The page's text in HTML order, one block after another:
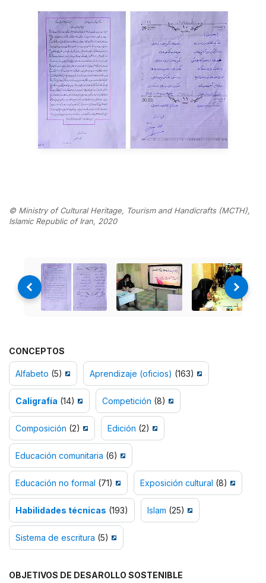
© Ministry of Cultural Heritage, Tourism and Handicrafts (MCTH),
Islamic Republic of Iran, 2020
CONCEPTOS
Alfabeto (5) Aprendizaje (oficios) (163)
Caligrafía (14) Competición (8)
Composición (2) Edición (2)
Educación comunitaria (6)
Educación no formal (71) Exposición cultural (8)
Habilidades técnicas (193) Islam (25)
Sistema de escritura (5)
OBJETIVOS DE DESAROLLO SOSTENIBLE